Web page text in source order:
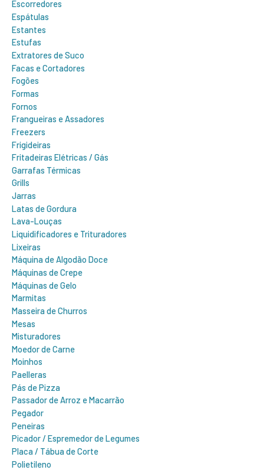
Escorredores
Espátulas
Estantes
Estufas
Extratores de Suco
Facas e Cortadores
Fogões
Formas
Fornos
Frangueiras e Assadores
Freezers
Frigideiras
Fritadeiras Elétricas / Gás
Garrafas Térmicas
Grills
Jarras
Latas de Gordura
Lava-Louças
Liquidificadores e Trituradores
Lixeiras
Máquina de Algodão Doce
Máquinas de Crepe
Máquinas de Gelo
Marmitas
Masseira de Churros
Mesas
Misturadores
Moedor de Carne
Moinhos
Paelleras
Pás de Pizza
Passador de Arroz e Macarrão
Pegador
Peneiras
Picador / Espremedor de Legumes
Placa / Tábua de Corte
Polietileno